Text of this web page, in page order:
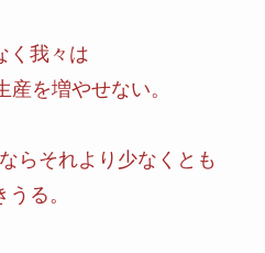
く我々は
を増やせない。
らそれより少なくとも
る。